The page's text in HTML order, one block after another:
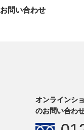
お問い合わせ
オンラインシ
のお問い合わ